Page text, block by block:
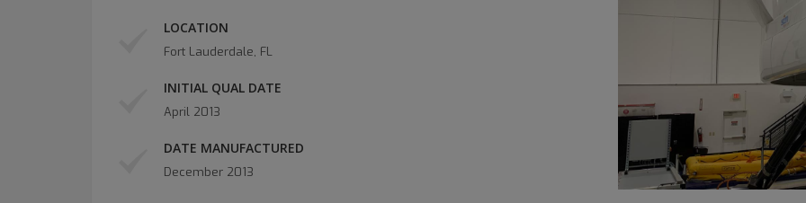
LOCATION
Fort Lauderdale, FL
INITIAL QUAL DATE
April 2013
DATE MANUFACTURED
December 2013